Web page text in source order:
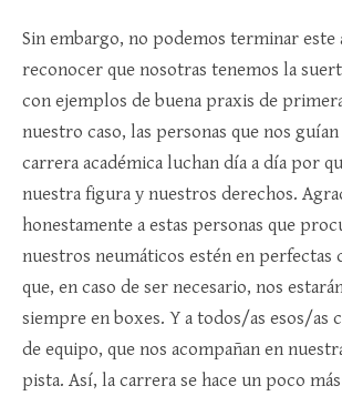
Sin embargo, no podemos terminar
reconocer que nosotras tenemos la
con ejemplos de buena praxis de
nuestro caso, las personas que nos
carrera académica luchan día a día por
nuestra figura y nuestros derechos.
honestamente a estas personas que
nuestros neumáticos estén en perfectas
que, en caso de ser necesario, nos
siempre en boxes. Y a todos/as esos/as
de equipo, que nos acompañan en
pista. Así, la carrera se hace un poco